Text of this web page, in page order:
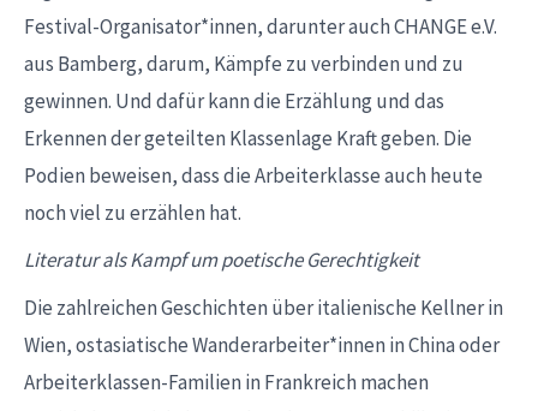
Festival-Organisator*innen, darunter auch CHANGE e.V.
aus Bamberg, darum, Kämpfe zu verbinden und zu
gewinnen. Und dafür kann die Erzählung und das
Erkennen der geteilten Klassenlage Kraft geben. Die
Podien beweisen, dass die Arbeiterklasse auch heute
noch viel zu erzählen hat.
Literatur als Kampf um poetische Gerechtigkeit
Die zahlreichen Geschichten über italienische Kellner in
Wien, ostasiatische Wanderarbeiter*innen in China oder
Arbeiterklassen-Familien in Frankreich machen